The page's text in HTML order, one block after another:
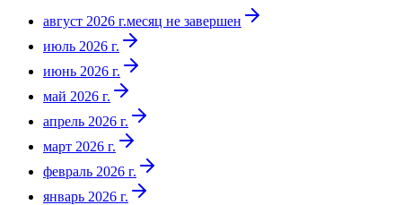
август 2026 г.месяц не завершен
июль 2026 г.
июнь 2026 г.
май 2026 г.
апрель 2026 г.
март 2026 г.
февраль 2026 г.
январь 2026 г.